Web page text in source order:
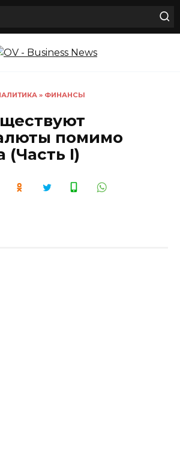
» ФИНАНСЫ
помимо
(Часть I)